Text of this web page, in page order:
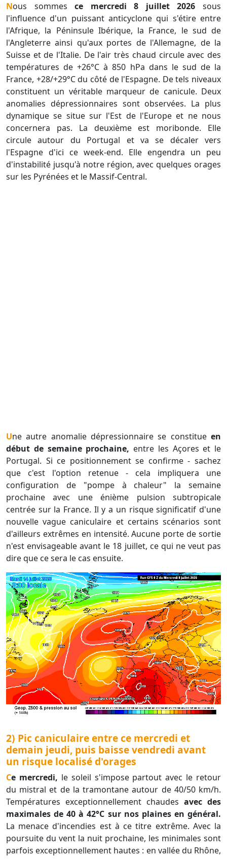
Nous sommesce mercredi 8 juillet 2026 sous
l'influence d'un puissant anticyclone qui s'étire entre
l'Afrique, la Péninsule Ibérique, la France, le sud de
l'Angleterre ainsi qu'aux portes de l'Allemagne, de la
Suisse et de l'Italie. De l'air très chaud circule avec des
températures de +26°C à 850 hPa dans le sud de la
France, +28/+29°C du côté de l'Espagne. De tels niveaux
constituent un véritable marqueur de canicule. Deux
anomalies dépressionnaires sont observées. La plus
dynamique se situe sur l'Est de l'Europe et ne nous
concernera pas. La deuxième est moribonde. Elle
circule autour du Portugal et va se décaler vers
l'Espagne d'ici ce week-end. Elle engendra un peu
d'instabilité jusqu'à notre région, avec quelques orages
sur les Pyrénées et le Massif-Central.
Une autre anomalie dépressionnaire se constitue en
début de semaine prochaine, entre les Açores et le
Portugal. Si ce positionnement se confirme - sachez
que c'est l'option retenue - cela impliquera une
configuration de "pompe à chaleur" la semaine
prochaine avec une énième pulsion subtropicale
centrée sur la France. Il y a un risque significatif d'une
nouvelle vague caniculaire et certains scénarios sont
d'ailleurs extrêmes en intensité. Aucune porte de sortie
n'est envisageable avant le 18 juillet, ce qui ne veut pas
dire que ce sera le cas ensuite.
2) Pic caniculaire entre ce mercredi et
demain jeudi, puis baisse vendredi avant
un risque localisé d'orages
Ce mercredi, le soleil s'impose partout avec le retour
du mistral et de la tramontane autour de 40/50 km/h.
Températures exceptionnellement chaudes avec des
maximales de 40 à 42°C sur nos plaines en général.
La menace d'incendies est à ce titre extrême. Avec la
poursuite du vent la nuit prochaine, les minimales sont
parfois exceptionnellement hautes : en vallée du Rhône,